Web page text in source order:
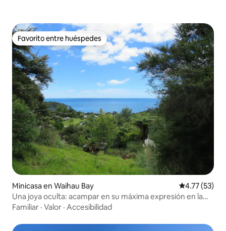
Favorito entre huéspedes
Favorito entre huéspedes
Minicasa en Waihau Bay Calificación
4.77 (53)
Una joya oculta: acampar en su máxima expresión en la
bahía de Whanarua
Familiar · Valor · Accesibilidad